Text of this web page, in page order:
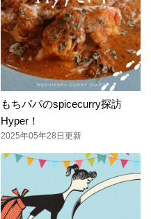
もちパパのspicecurry探訪
Hyper！
2025年05年28日更新